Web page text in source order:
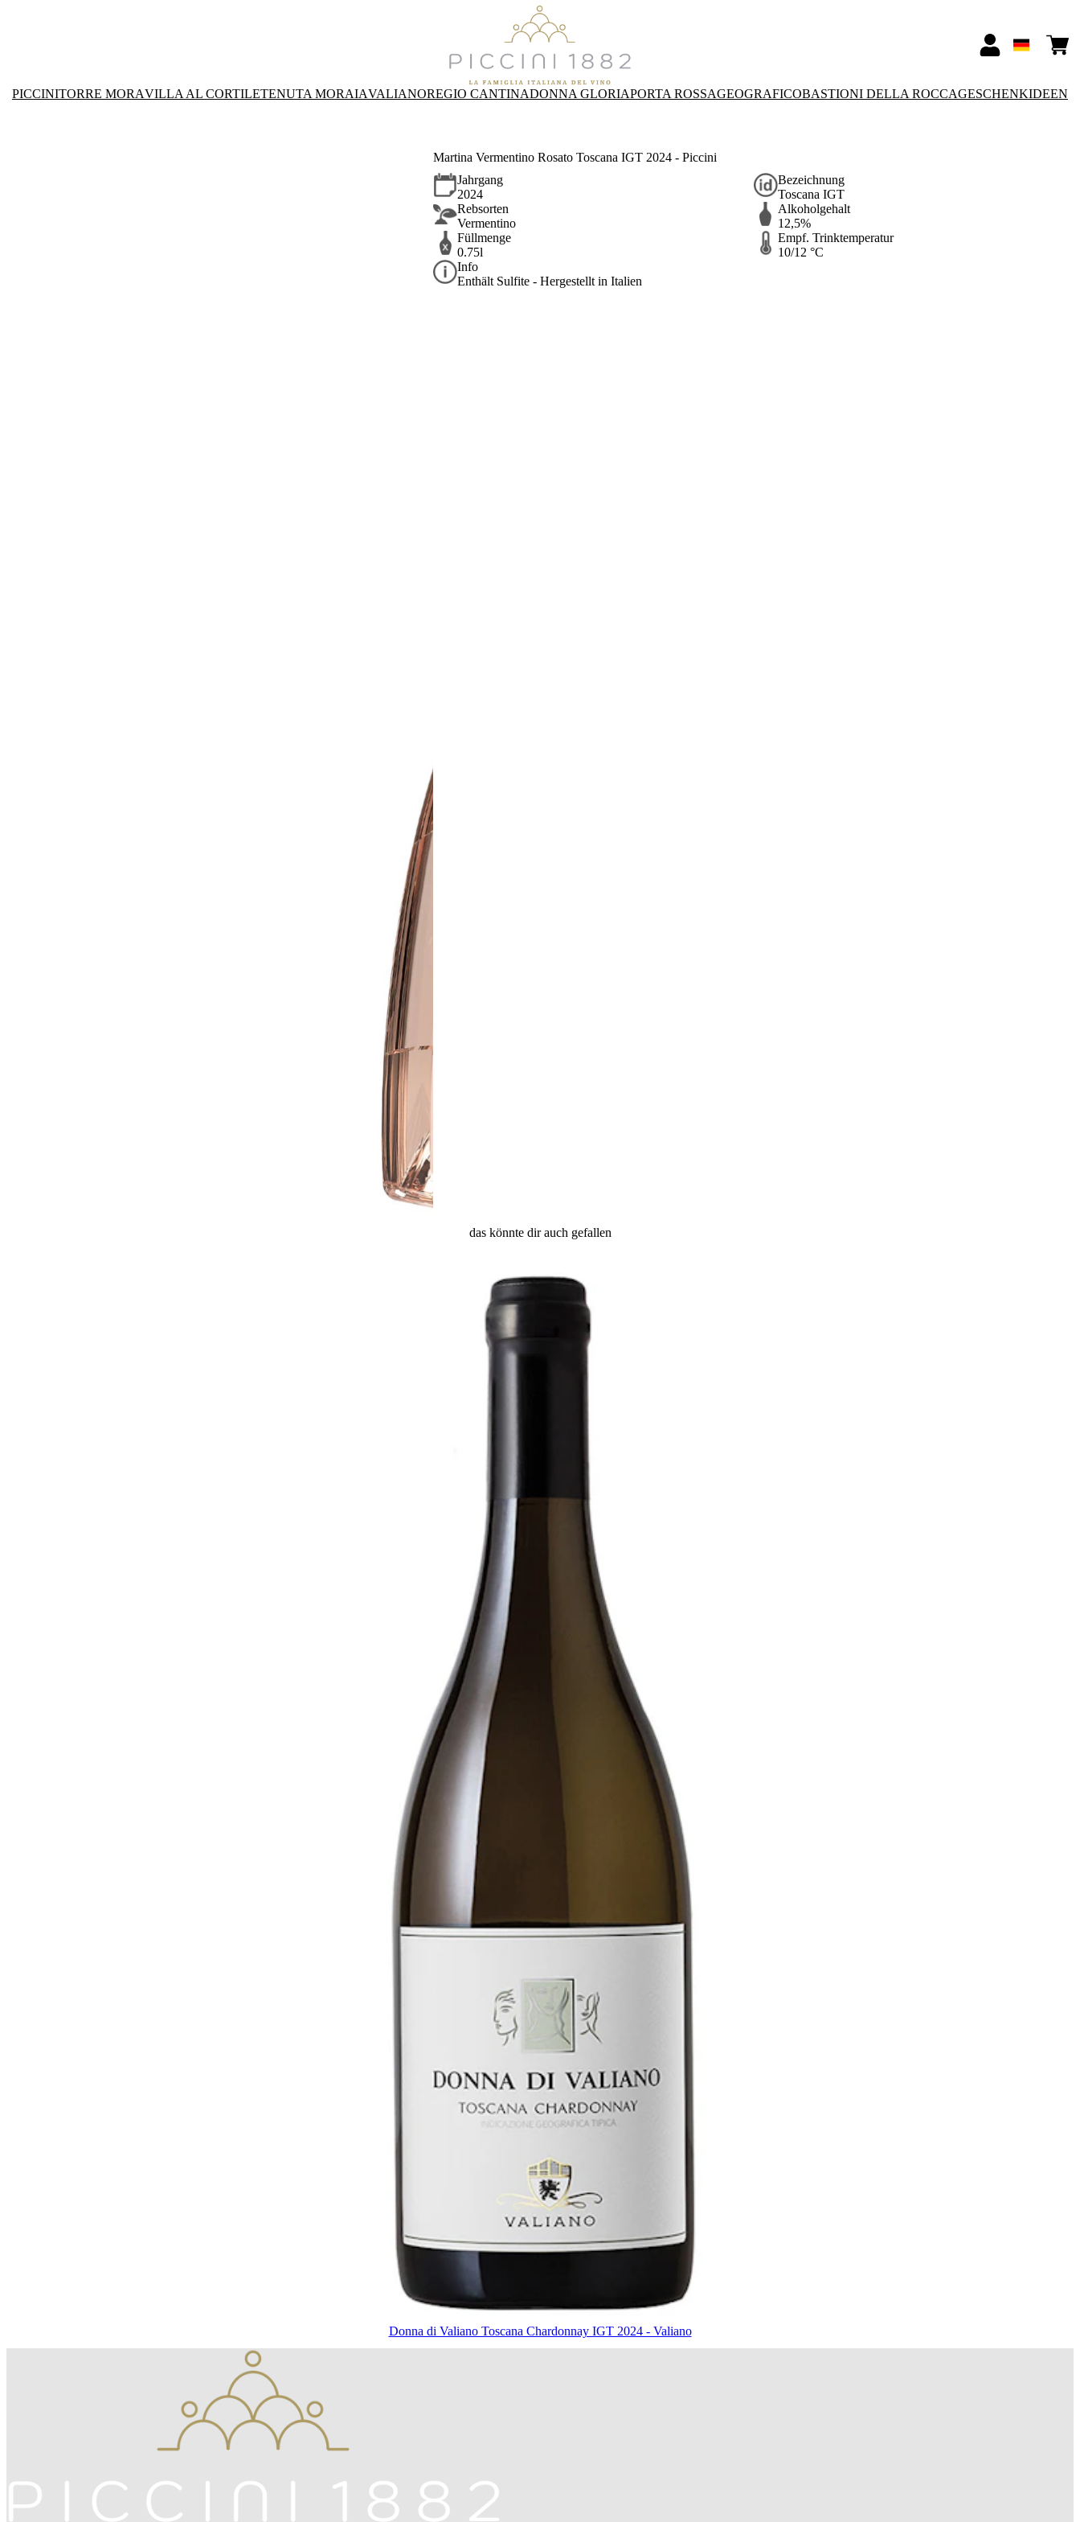
PICCINITORRE MORAVILLA AL CORTILETENUTA MORAIAVALIANOREGIO CANTINADONNA GLORIAPORTA ROSSAGEOGRAFICOBASTIONI DELLA ROCCAGESCHENKIDEEN
Martina Vermentino Rosato Toscana IGT 2024 - Piccini
Jahrgang
2024
Bezeichnung
Toscana IGT
Rebsorten
Vermentino
Alkoholgehalt
12,5%
Füllmenge
0.75l
Empf. Trinktemperatur
10/12 °C
Info
Enthält Sulfite - Hergestellt in Italien
das könnte dir auch gefallen
Donna di Valiano Toscana Chardonnay IGT 2024 - Valiano